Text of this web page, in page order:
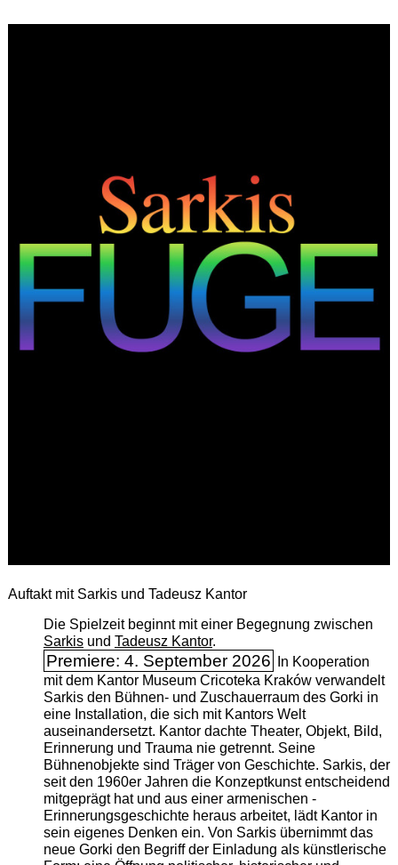
Auftakt mit Sarkis und Tadeusz Kantor
Die Spielzeit beginnt mit einer Begegnung zwischen
Sarkisund Tadeusz Kantor.
Premiere: 4. September 2026
In Kooperation
mit dem Kantor Museum Cricoteka Kraków verwandelt
Sarkis den Bühnen- und Zuschauerraum des Gorki in
eine Installation, die sich mit Kantors Welt
auseinandersetzt. Kantor dachte Theater, Objekt, Bild,
Erinnerung und Trauma nie getrennt. Seine
Bühnenobjekte sind Träger von Geschichte. Sarkis, der
seit den 1960er Jahren die Konzeptkunst entscheidend
mitgeprägt hat und aus einer armenischen ­
Erinnerungsgeschichte heraus arbeitet, lädt Kantor in
sein eigenes Denken ein. Von Sarkis übernimmt das
neue Gorki den Begriff der Einladung als künstlerische